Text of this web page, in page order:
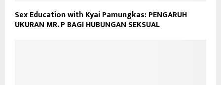
Sex Education with Kyai Pamungkas: PENGARUH
UKURAN MR. P BAGI HUBUNGAN SEKSUAL